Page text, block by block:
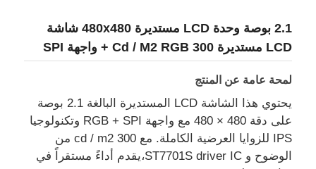
2.1 بوصة وحدة LCD مستديرة 480x480 شاشة
LCD مستديرة 300 Cd / M2 RGB + واجهة SPI
لمحة عامة عن المنتج
يحتوي هذا الشاشة LCD المستديرة البالغة 2.1 بوصة
على دقة 480 × 480 مع واجهة RGB + SPI وتكنولوجيا
IPS للزوايا العرضية الكاملة. مع 300 cd / m2 من
الوضوح و ST7701S driver IC،يقدم أداءً مستقراً في